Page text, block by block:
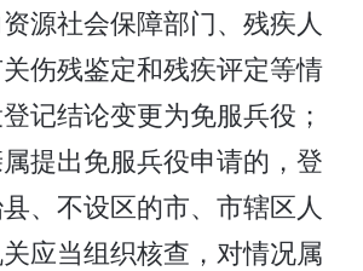
源社会保障部门、残疾人
伤残鉴定和残疾评定等情
记结论变更为免服兵役；
提出免服兵役申请的，登
、不设区的市、市辖区人
应当组织核查，对情况属